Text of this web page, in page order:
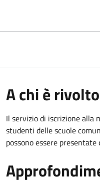
A chi è rivolto
Il servizio di iscrizione alla
studenti delle scuole
possono essere